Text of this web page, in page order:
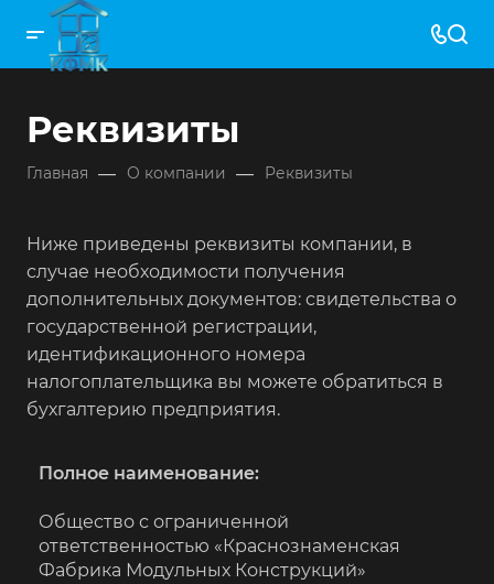
Реквизиты
Главная — О компании — Реквизиты
Ниже приведены реквизиты компании, в
случае необходимости получения
дополнительных документов: свидетельства о
государственной регистрации,
идентификационного номера
налогоплательщика вы можете обратиться в
бухгалтерию предприятия.
Полное наименование:
Общество с ограниченной
ответственностью «Краснознаменская
Фабрика Модульных Конструкций»